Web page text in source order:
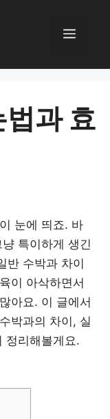
메
과 효
눈에 띄죠. 바
특이하게 생긴
반 수박과 차이
이 아삭하면서
아요. 이 글에서
박과의 차이, 실
정리해볼게요.